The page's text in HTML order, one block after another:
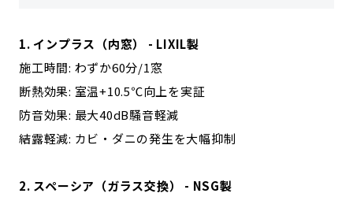
1. インプラス（内窓） - LIXIL製
施工時間: わずか60分/1窓
断熱効果: 室温+10.5℃向上を実証
防音効果: 最大40dB騒音軽減
結露軽減: カビ・ダニの発生を大幅抑制
2. スペーシア（ガラス交換） - NSG製